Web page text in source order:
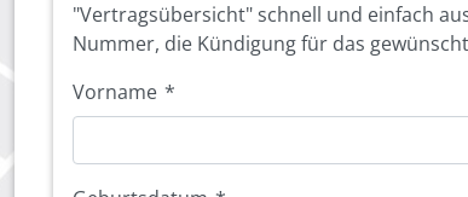
"Vertragsübersicht" schnell und einfach
Nummer, die Kündigung für das
Vorname *